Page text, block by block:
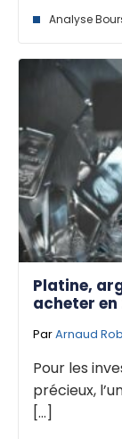
Analyse
Platine,
acheter en
ParArnaud
Pour les
précieux,
[...]